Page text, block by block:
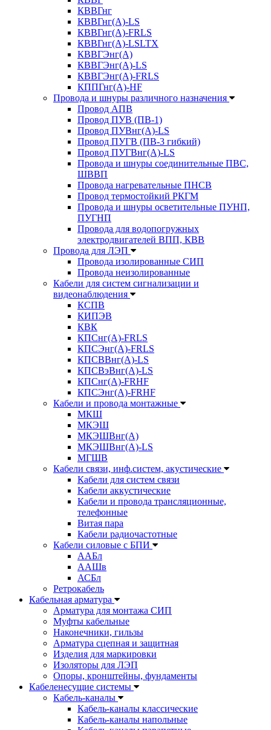
КВВГнг
КВВГнг(А)-LS
КВВГнг(А)-FRLS
КВВГнг(А)-LSLTX
КВВГЭнг(А)
КВВГЭнг(А)-LS
КВВГЭнг(А)-FRLS
КППГнг(А)-HF
Провода и шнуры различного назначения
Провод АПВ
Провод ПУВ (ПВ-1)
Провод ПУВнг(А)-LS
Провод ПУГВ (ПВ-3 гибкий)
Провод ПУГВнг(А)-LS
Провода и шнуры соединительные ПВС,
ШВВП
Провода нагревательные ПНСВ
Провод термостойкий РКГМ
Провода и шнуры осветительные ПУНП,
ПУГНП
Провода для водопогружных
электродвигателей ВПП, КВВ
Провода для ЛЭП
Провода изолированные СИП
Провода неизолированные
Кабели для систем сигнализации и
видеонаблюдения
КСПВ
КИПЭВ
КВК
КПСнг(А)-FRLS
КПСЭнг(А)-FRLS
КПСВВнг(А)-LS
КПСВэВнг(А)-LS
КПСнг(А)-FRHF
КПСЭнг(А)-FRHF
Кабели и провода монтажные
МКШ
МКЭШ
МКЭШВнг(А)
МКЭШВнг(А)-LS
МГШВ
Кабели связи, инф.систем, акустические
Кабели для систем связи
Кабели аккустические
Кабели и провода трансляционные,
телефонные
Витая пара
Кабели радиочастотные
Кабели силовые с БПИ
ААБл
ААШв
АСБл
Ретрокабель
Кабельная арматура
Арматура для монтажа СИП
Муфты кабельные
Наконечники, гильзы
Арматура сцепная и защитная
Изделия для маркировки
Изоляторы для ЛЭП
Опоры, кронштейны, фундаменты
Кабеленесущие системы
Кабель-каналы
Кабель-каналы классические
Кабель-каналы напольные